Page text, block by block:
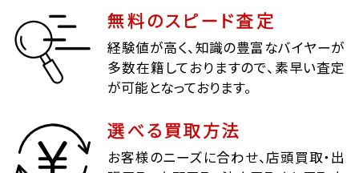
無料のスピード査定
経験値が高く、知識の豊富なバイヤーが
多数在籍しておりますので、素早い査定
が可能となっております。
選べる買取方法
お客様のニーズに合わせ、店頭買取・出